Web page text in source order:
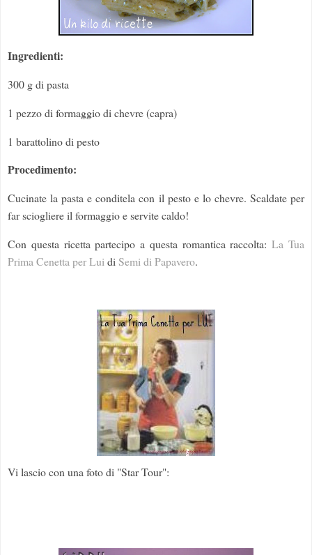
Ingredienti:
300 g di pasta
1 pezzo di formaggio di chevre (capra)
1 barattolino di pesto
Procedimento:
Cucinate la pasta e conditela con il pesto e lo chevre. Scaldate per
far sciogliere il formaggio e servite caldo!
Con questa ricetta partecipo a questa romantica raccolta:La Tua
Prima Cenetta per Lui di Semi di Papavero.
Vi lascio con una foto di "Star Tour":